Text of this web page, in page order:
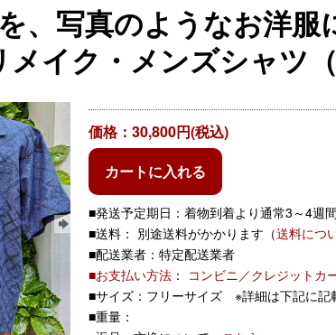
、写真のようなお洋服
イク・メンズシャツ（
価格：30,800円(税込)
カートに入れる
■発送予定期日：着物到着より通常3～4週
■送料： 別途送料がかかります（送料につ
■配送業者：特定配送業者
■お支払い方法 ： コンビニ／クレジットカ
■サイズ：フリーサイズ ※詳細は下記に記
■重量：